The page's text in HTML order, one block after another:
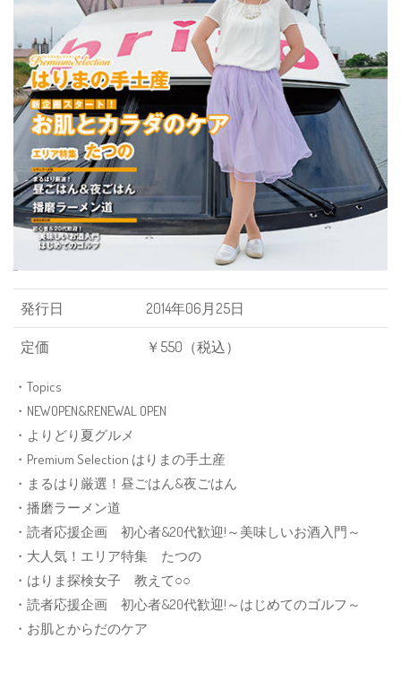
発行日 2014年06月25日
定価 ￥550（税込）
・Topics
・NEWOPEN&RENEWAL OPEN
・よりどり夏グルメ
・Premium Selection はりまの手土産
・まるはり厳選！昼ごはん&夜ごはん
・播磨ラーメン道
・読者応援企画 初心者&20代歓迎!～美味しいお酒入門～
・大人気！エリア特集 たつの
・はりま探検女子 教えて○○
・読者応援企画 初心者&20代歓迎!～はじめてのゴルフ～
・お肌とからだのケア